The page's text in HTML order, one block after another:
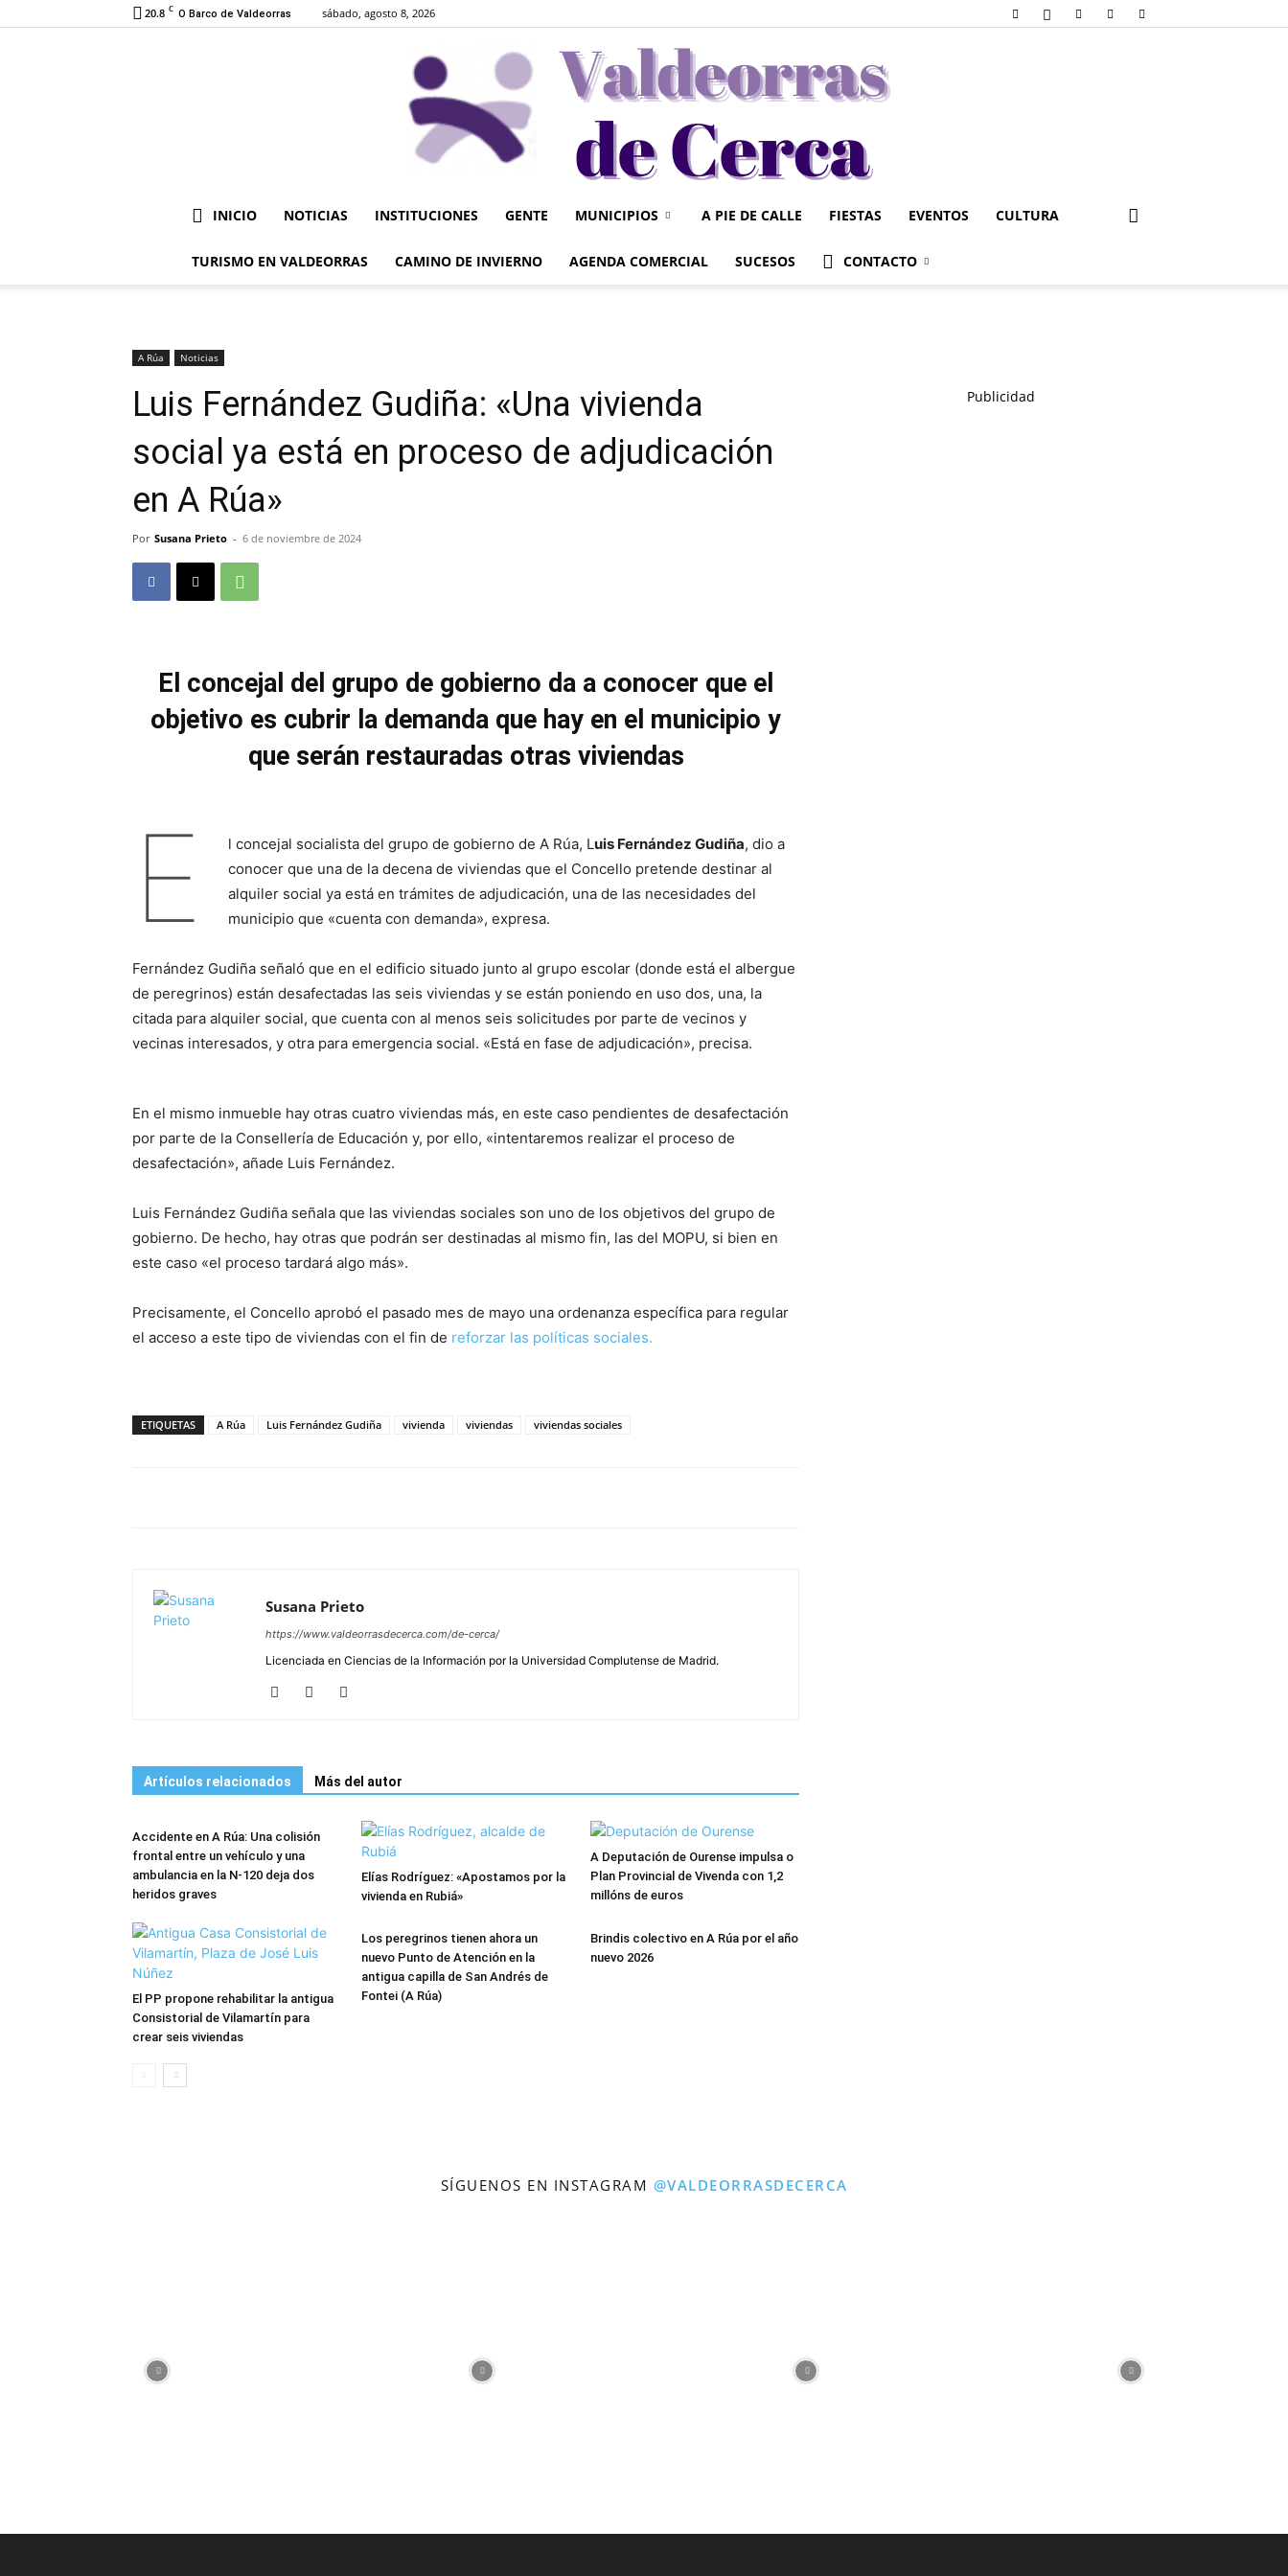
20.8 C O Barco de Valdeorras sábado, agosto 8, 2026
Valdeorrasdecerca
INICIO NOTICIAS INSTITUCIONES GENTE MUNICIPIOS A PIE DE CALLE FIESTAS EVENTOS CULTURA
TURISMO EN VALDEORRAS CAMINO DE INVIERNO AGENDA COMERCIAL SUCESOS CONTACTO
A Rúa Noticias
Luis Fernández Gudiña: «Una vivienda
social ya está en proceso de adjudicación
en A Rúa»
Por Susana Prieto - 6 de noviembre de 2024
El concejal del grupo de gobierno da a conocer que el
objetivo es cubrir la demanda que hay en el municipio y
que serán restauradas otras viviendas
E l concejal socialista del grupo de gobierno de A Rúa, Luis Fernández Gudiña, dio a
conocer que una de la decena de viviendas que el Concello pretende destinar al
alquiler social ya está en trámites de adjudicación, una de las necesidades del
municipio que «cuenta con demanda», expresa.
Fernández Gudiña señaló que en el edificio situado junto al grupo escolar (donde está el albergue
de peregrinos) están desafectadas las seis viviendas y se están poniendo en uso dos, una, la
citada para alquiler social, que cuenta con al menos seis solicitudes por parte de vecinos y
vecinas interesados, y otra para emergencia social. «Está en fase de adjudicación», precisa.
En el mismo inmueble hay otras cuatro viviendas más, en este caso pendientes de desafectación
por parte de la Consellería de Educación y, por ello, «intentaremos realizar el proceso de
desafectación», añade Luis Fernández.
Luis Fernández Gudiña señala que las viviendas sociales son uno de los objetivos del grupo de
gobierno. De hecho, hay otras que podrán ser destinadas al mismo fin, las del MOPU, si bien en
este caso «el proceso tardará algo más».
Precisamente, el Concello aprobó el pasado mes de mayo una ordenanza específica para regular
el acceso a este tipo de viviendas con el fin de reforzar las políticas sociales.
ETIQUETAS A Rúa Luis Fernández Gudiña vivienda viviendas viviendas sociales
Susana Prieto
https://www.valdeorrasdecerca.com/de-cerca/
Licenciada en Ciencias de la Información por la Universidad Complutense de Madrid.
Artículos relacionados Más del autor
Accidente en A Rúa: Una colisión
frontal entre un vehículo y una
ambulancia en la N-120 deja dos
heridos graves
Elías Rodríguez: «Apostamos por la
vivienda en Rubiá»
A Deputación de Ourense impulsa o
Plan Provincial de Vivenda con 1,2
millóns de euros
El PP propone rehabilitar la antigua
Consistorial de Vilamartín para
crear seis viviendas
Los peregrinos tienen ahora un
nuevo Punto de Atención en la
antigua capilla de San Andrés de
Fontei (A Rúa)
Brindis colectivo en A Rúa por el año
nuevo 2026
Publicidad
SÍGUENOS EN INSTAGRAM @VALDEORRASDECERCA